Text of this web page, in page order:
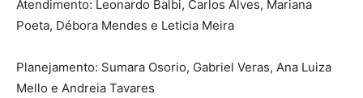
Atendimento: Leonardo Balbi, Carlos Alves, Mariana
Poeta, Débora Mendes e Leticia Meira
Planejamento: Sumara Osorio, Gabriel Veras, Ana Luiza
Mello e Andreia Tavares